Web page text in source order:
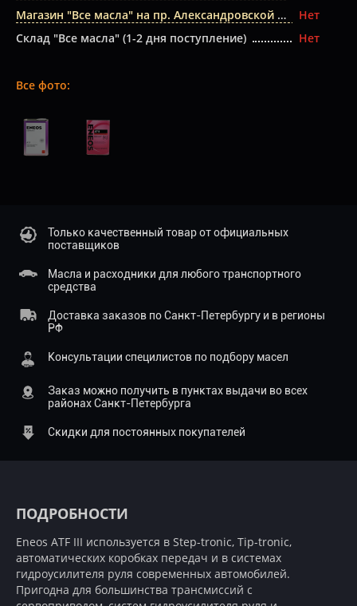
Магазин "Все масла" на пр. Александровской Фермы
Нет
Склад "Все масла" (1-2 дня поступление)
Нет
Все фото:
Только качественный товар от официальных
поставщиков
Масла и расходники для любого транспортного
средства
Доставка заказов по Санкт-Петербургу и в регионы
РФ
Консультации специлистов по подбору масел
Заказ можно получить в пунктах выдачи во всех
районах Санкт-Петербурга
Скидки для постоянных покупателей
ПОДРОБНОСТИ
Eneos ATF III используется в Step-tronic, Tip-tronic,
автоматических коробках передач и в системах
гидроусилителя руля современных автомобилей.
Пригодна для большинства трансмиссий с